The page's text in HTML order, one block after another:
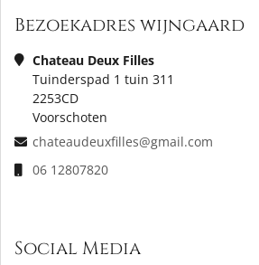
Bezoekadres wijngaard
Chateau Deux Filles
Tuinderspad 1 tuin 311
2253CD
Voorschoten
chateaudeuxfilles@gmail.com
06 12807820
Social Media